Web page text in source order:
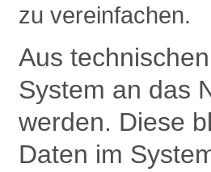
zu vereinfachen.
Aus
System an das
werden. Diese
Daten im